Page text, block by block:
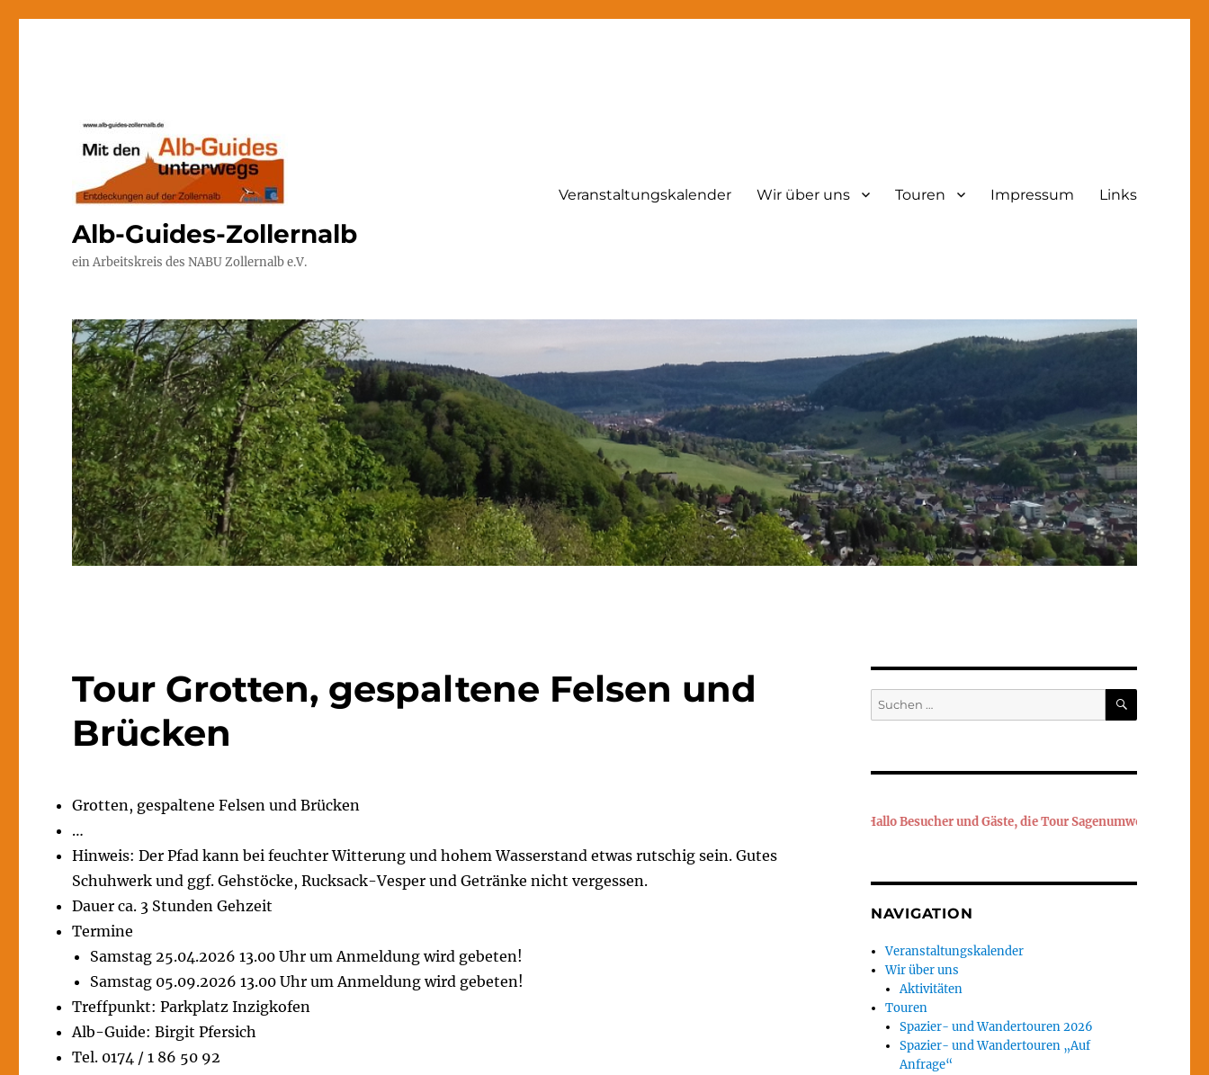
Alb-Guides-Zollernalb
ein Arbeitskreis des NABU Zollernalb e.V.
Veranstaltungskalender Wir über uns Touren Impressum Links
Tour Grotten, gespaltene Felsen und
Brücken
Grotten, gespaltene Felsen und Brücken
…
Hinweis: Der Pfad kann bei feuchter Witterung und hohem Wasserstand etwas rutschig sein. Gutes
Schuhwerk und ggf. Gehstöcke, Rucksack-Vesper und Getränke nicht vergessen.
Dauer ca. 3 Stunden Gehzeit
Termine
Samstag 25.04.2026 13.00 Uhr um Anmeldung wird gebeten!
Samstag 05.09.2026 13.00 Uhr um Anmeldung wird gebeten!
Treffpunkt: Parkplatz Inzigkofen
Alb-Guide: Birgit Pfersich
Tel. 0174 / 1 86 50 92
Suchen
nach:
SUCHEN
Hallo Besucher und Gäste, die Tour Sagenumwobener
NAVIGATION
Veranstaltungskalender
Wir über uns
Aktivitäten
Touren
Spazier- und Wandertouren 2026
Spazier- und Wandertouren „Auf
Anfrage“